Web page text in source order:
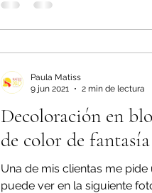
Decoloración en
de color de fantasía
Una de mis clientas me
puede ver en la siguiente
Paula Matiss
9 jun 2021
2 min de lectura